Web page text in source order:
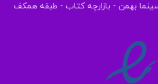
بهمن - بازارچه کتاب - طبقه همکف